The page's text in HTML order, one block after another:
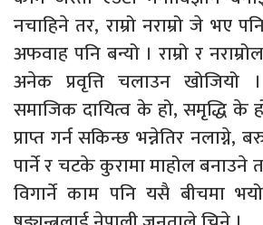
नचाहिने तर, राम्रो नराम्रो जे भए
अफवाह पनि बन्यो । राम्रो र
अनेक प्रवृत्ति चलाउन खोजियो ।
समाजिक दायित्व के हो, समृद्धि के
प्राप्त गर्न सकिन्छ भन्नेतिर
पार्ने र चटके कुरामा माहोल बनाउने
विगार्ने काम पनि यसै बीचमा